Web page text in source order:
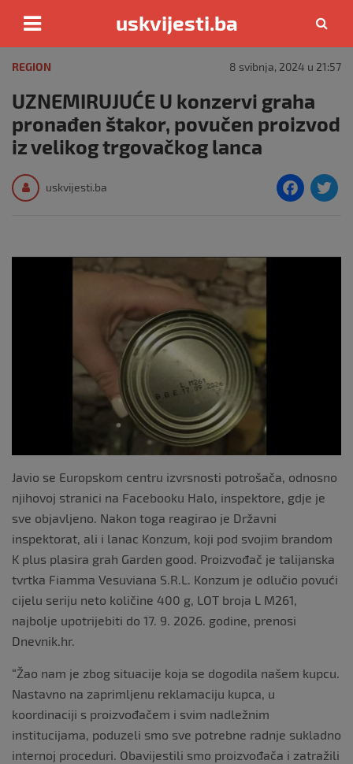
content
uskvijesti.ba
REGION 8 svibnja, 2024 u 21:57
UZNEMIRUJUĆE U konzervi graha
pronađen štakor, povučen proizvod
iz velikog trgovačkog lanca
uskvijesti.ba
F
e
Javio se Europskom centru izvrsnosti potrošača, odnosno
njihovoj stranici na Facebooku Halo, inspektore, gdje je
sve objavljeno. Nakon toga reagirao je Državni
inspektorat, ali i lanac Konzum, koji pod svojim brandom
K plus plasira grah Garden good. Proizvođač je talijanska
tvrtka Fiamma Vesuviana S.R.L. Konzum je odlučio povući
cijelu seriju neto količine 400 g, LOT broja L M261,
najbolje upotrijebiti do 17. 9. 2026. godine, prenosi
Dnevnik.hr.
“Žao nam je zbog situacije koja se dogodila našem kupcu.
Nastavno na zaprimljenu reklamaciju kupca, u
koordinaciji s proizvođačem i svim nadležnim
institucijama, poduzeli smo sve potrebne radnje sukladno
internoj proceduri. Obavijestili smo proizvođača i zatražili